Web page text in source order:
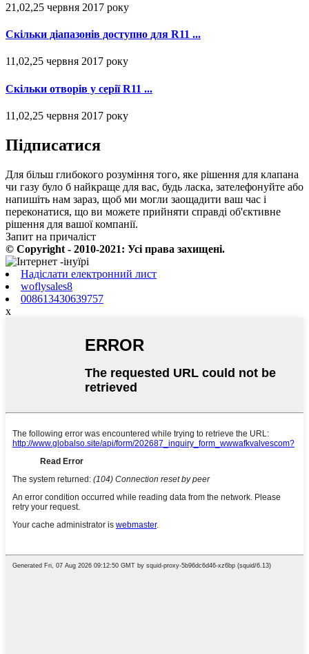
21,02,25 червня 2017 року
Скільки діапазонів доступно для R11 ...
11,02,25 червня 2017 року
Скільки отворів у серії R11 ...
11,02,25 червня 2017 року
Підписатися
Для більш глибокого розуміння того, яке рішення для клапана
чи газу було б найкраще для вас, будь ласка, зателефонуйте або
напишіть нам зараз, щоб ми могли заощадити ваш час і
переконатися, що ви можете прийняти справді об'єктивне
рішення для вашої компанії.
Запит на причаліст
© Copyright - 2010-2021: Усі права захищені.
Надіслати електронний лист
woflysales8
008613430639757
x